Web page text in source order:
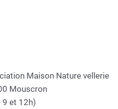
Maison Nature vellerie
Mouscron
et 12h)